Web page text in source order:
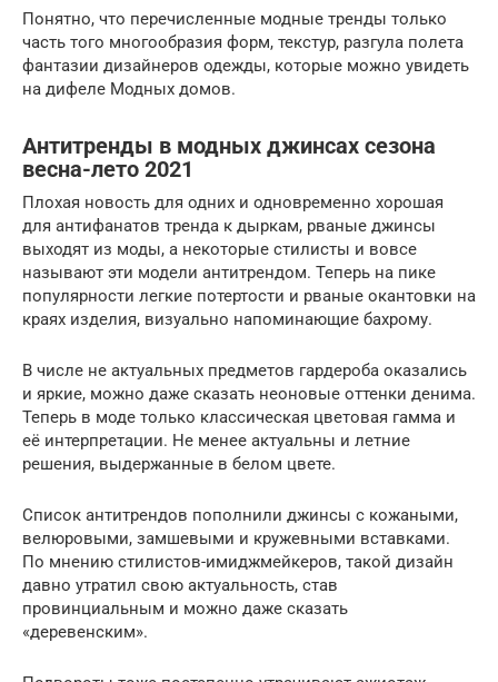
Понятно, что перечисленные модные тренды только
часть того многообразия форм, текстур, разгула полета
фантазии дизайнеров одежды, которые можно увидеть
на дифеле Модных домов.
Антитренды в модных джинсах сезона
весна-лето 2021
Плохая новость для одних и одновременно хорошая
для антифанатов тренда к дыркам, рваные джинсы
выходят из моды, а некоторые стилисты и вовсе
называют эти модели антитрендом. Теперь на пике
популярности легкие потертости и рваные окантовки на
краях изделия, визуально напоминающие бахрому.
В числе не актуальных предметов гардероба оказались
и яркие, можно даже сказать неоновые оттенки денима.
Теперь в моде только классическая цветовая гамма и
её интерпретации. Не менее актуальны и летние
решения, выдержанные в белом цвете.
Список антитрендов пополнили джинсы с кожаными,
велюровыми, замшевыми и кружевными вставками.
По мнению стилистов-имиджмейкеров, такой дизайн
давно утратил свою актуальность, став
провинциальным и можно даже сказать
«деревенским».